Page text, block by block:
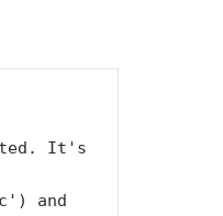
It's
and